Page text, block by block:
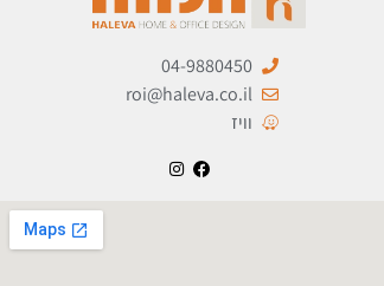
04-9880450
roi@haleva.co.il
וויז